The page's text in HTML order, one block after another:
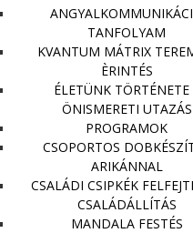
TANFOLYAM
KVANTUM MÁTRIX
ÈRINTÉS
ÉLETÜNK TÖRTÉNETE
ÖNISMERETI UTAZÁS
PROGRAMOK
CSOPORTOS
ARIKÁNNAL
CSALÁDI CSIPKÉK
CSALÁDÁLLÍTÁS
MANDALA FESTÉS